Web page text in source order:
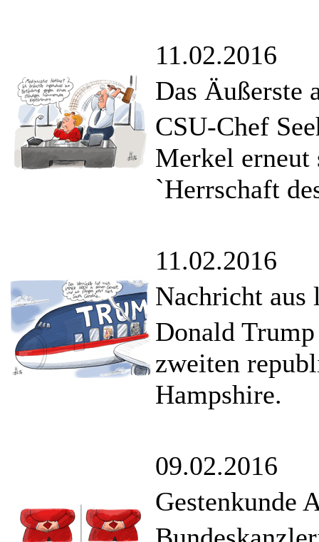
11.02.2016
Das Äußerste
CSU-Chef
Merkel erneut
`Herrschaft
11.02.2016
Nachricht aus
Donald
zweiten
Hampshire.
09.02.2016
Gestenkunde